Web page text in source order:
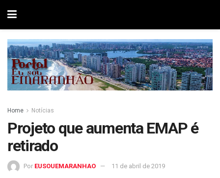
Home Notícias
Projeto que aumenta EMAP é
retirado
Por EUSOUEMARANHAO 11 de abril de 2019